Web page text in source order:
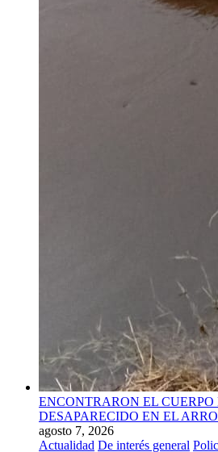
ENCONTRARON EL CUERPO
DESAPARECIDO EN EL
agosto 7, 2026
Actualidad De interés general